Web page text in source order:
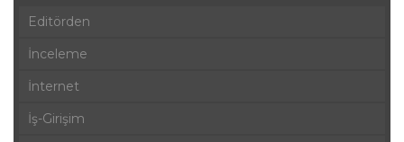
Editörden
İnceleme
İnternet
İş-Girişim